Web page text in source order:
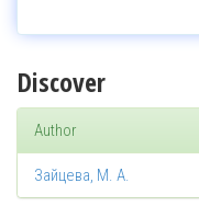
Discover
Author
Зайцева, М. А.